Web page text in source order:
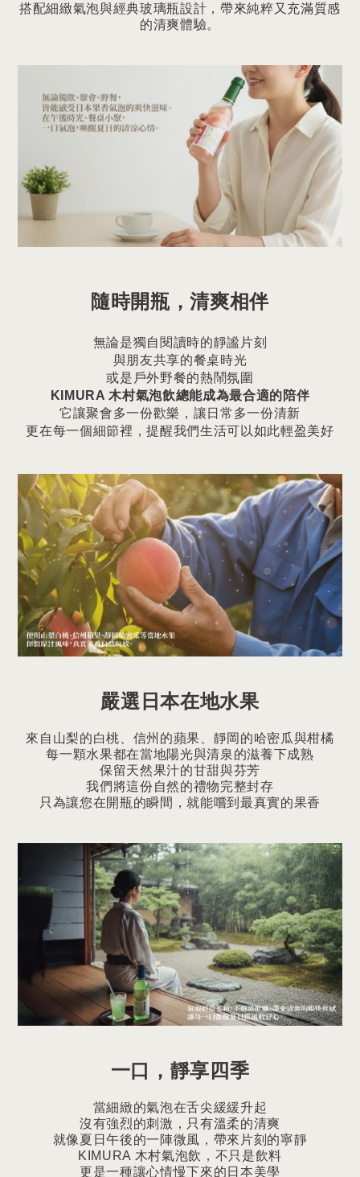
搭配細緻氣泡與經典玻璃瓶設計，帶來純粹又充滿質感
的清爽體驗。
隨時開瓶，清爽相伴
無論是獨自閱讀時的靜謐片刻
與朋友共享的餐桌時光
或是戶外野餐的熱鬧氛圍
KIMURA 木村氣泡飲總能成為最合適的陪伴
它讓聚會多一份歡樂，讓日常多一份清新
更在每一個細節裡，提醒我們生活可以如此輕盈美好
嚴選日本在地水果
來自山梨的白桃、信州的蘋果、靜岡的哈密瓜與柑橘
每一顆水果都在當地陽光與清泉的滋養下成熟
保留天然果汁的甘甜與芬芳
我們將這份自然的禮物完整封存
只為讓您在開瓶的瞬間，就能嚐到最真實的果香
一口，靜享四季
當細緻的氣泡在舌尖緩緩升起
沒有強烈的刺激，只有溫柔的清爽
就像夏日午後的一陣微風，帶來片刻的寧靜
KIMURA 木村氣泡飲，不只是飲料
更是一種讓心情慢下來的日本美學